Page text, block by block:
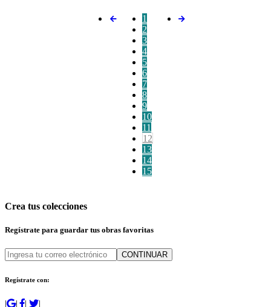
1
2
3
4
5
6
7
8
9
10
11
12
13
14
15
Crea tus colecciones
Regístrate para guardar tus obras favoritas
CONTINUAR
Regístrate con:
| | | |